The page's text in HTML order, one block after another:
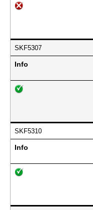
SKF5307
Info
SKF5310
Info